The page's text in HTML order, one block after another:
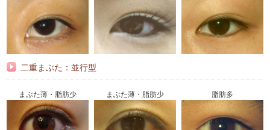
二重まぶた：並行型
まぶた薄・脂肪少 まぶた薄・脂肪少 脂肪多